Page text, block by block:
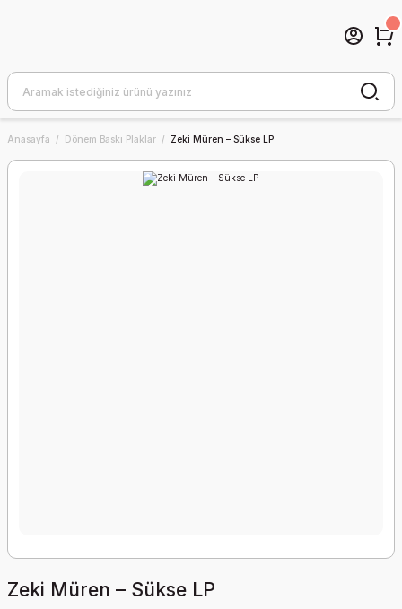
Anasayfa Dönem Baskı Plaklar Zeki Müren – Sükse LP
Zeki Müren – Sükse LP